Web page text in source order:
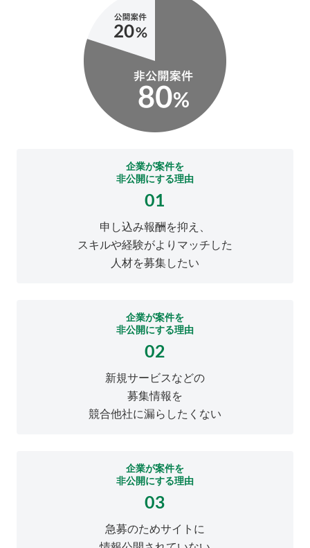
企業が案件を
非公開にする理由
01
申し込み報酬を抑え、
スキルや経験がよりマッチした
人材を募集したい
企業が案件を
非公開にする理由
02
新規サービスなどの
募集情報を
競合他社に漏らしたくない
企業が案件を
非公開にする理由
03
急募のためサイトに